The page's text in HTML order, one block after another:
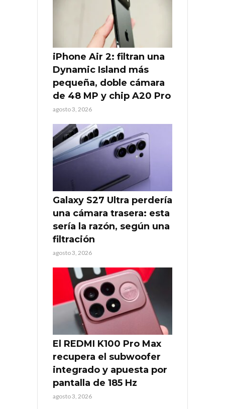
iPhone Air 2: filtran una
Dynamic Island más
pequeña, doble cámara
de 48 MP y chip A20 Pro
agosto 3, 2026
Galaxy S27 Ultra perdería
una cámara trasera: esta
sería la razón, según una
filtración
agosto 3, 2026
El REDMI K100 Pro Max
recupera el subwoofer
integrado y apuesta por
pantalla de 185 Hz
agosto 3, 2026